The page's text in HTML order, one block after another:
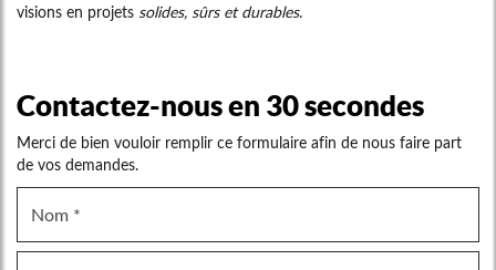
visions en projets solides, sûrs et durables.
Contactez-nous en 30 secondes
Merci de bien vouloir remplir ce formulaire afin de nous faire part
de vos demandes.